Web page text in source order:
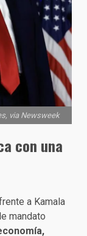
via Newsweek
con una
a Kamala
mandato